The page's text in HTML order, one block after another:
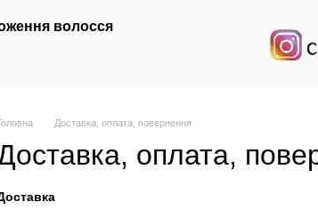
волосся
Доставка, оплата, повернення
оплата,